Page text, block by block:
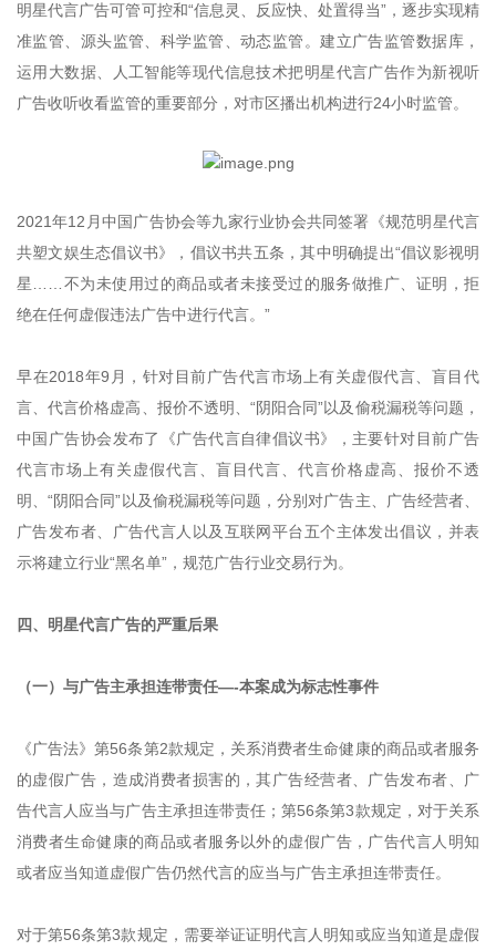
明星代言广告可管可控和“信息灵、反应快、处置得当”，逐步实现精
准监管、源头监管、科学监管、动态监管。建立广告监管数据库，
运用大数据、人工智能等现代信息技术把明星代言广告作为新视听
广告收听收看监管的重要部分，对市区播出机构进行24小时监管。
2021年12月中国广告协会等九家行业协会共同签署《规范明星代言
共塑文娱生态倡议书》，倡议书共五条，其中明确提出“倡议影视明
星……不为未使用过的商品或者未接受过的服务做推广、证明，拒
绝在任何虚假违法广告中进行代言。”
早在2018年9月，针对目前广告代言市场上有关虚假代言、盲目代
言、代言价格虚高、报价不透明、“阴阳合同”以及偷税漏税等问题，
中国广告协会发布了《广告代言自律倡议书》，主要针对目前广告
代言市场上有关虚假代言、盲目代言、代言价格虚高、报价不透
明、“阴阳合同”以及偷税漏税等问题，分别对广告主、广告经营者、
广告发布者、广告代言人以及互联网平台五个主体发出倡议，并表
示将建立行业“黑名单”，规范广告行业交易行为。
四、明星代言广告的严重后果
（一）与广告主承担连带责任—-本案成为标志性事件
《广告法》第56条第2款规定，关系消费者生命健康的商品或者服务
的虚假广告，造成消费者损害的，其广告经营者、广告发布者、广
告代言人应当与广告主承担连带责任；第56条第3款规定，对于关系
消费者生命健康的商品或者服务以外的虚假广告，广告代言人明知
或者应当知道虚假广告仍然代言的应当与广告主承担连带责任。
对于第56条第3款规定，需要举证证明代言人明知或应当知道是虚假